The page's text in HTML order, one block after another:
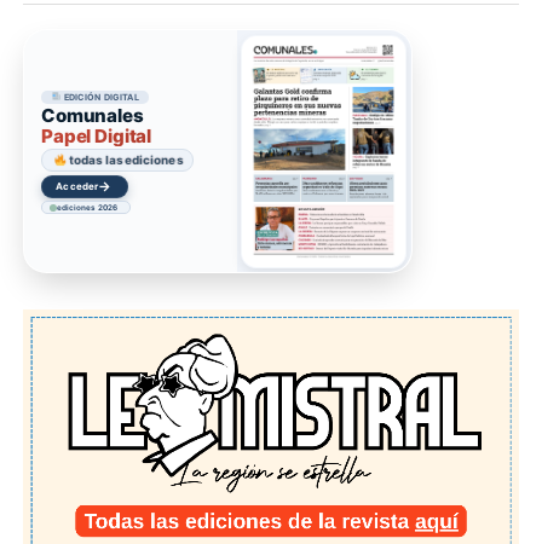
EDICIÓN DIGITAL
Comunales
Papel Digital
todas las ediciones
Acceder→
ediciones 2026